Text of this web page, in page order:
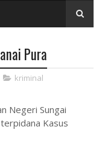
Pura
kriminal
Negeri Sungai
Kasus